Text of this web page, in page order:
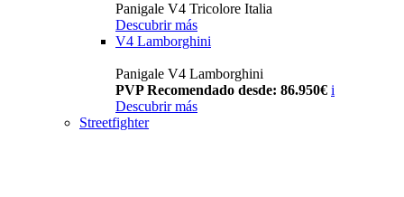
Panigale V4 Tricolore Italia
Descubrir más
V4 Lamborghini
Panigale V4 Lamborghini
PVP Recomendado desde: 86.950€ i
Descubrir más
Streetfighter